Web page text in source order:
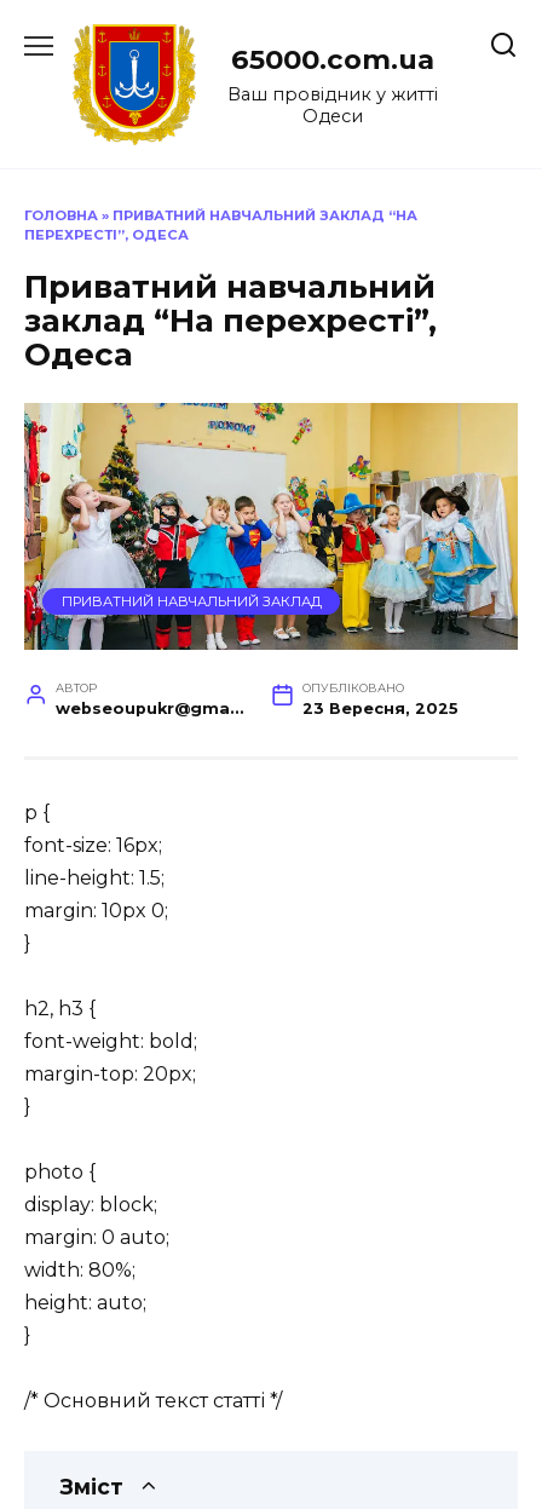
до
65000.com.ua
Ваш провідник у житті
Одеси
ГОЛОВНА » ПРИВАТНИЙ НАВЧАЛЬНИЙ ЗАКЛАД “НА
ПЕРЕХРЕСТІ”, ОДЕСА
Приватний навчальний
заклад “На перехресті”,
Одеса
ПРИВАТНИЙ НАВЧАЛЬНИЙ ЗАКЛАД
АВТОР
webseoupukr@gmail.com
ОПУБЛІКОВАНО
23 Вересня, 2025
p {
font-size: 16px;
line-height: 1.5;
margin: 10px 0;
}
h2, h3 {
font-weight: bold;
margin-top: 20px;
}
photo {
display: block;
margin: 0 auto;
width: 80%;
height: auto;
}
/* Основний текст статті */
Зміст